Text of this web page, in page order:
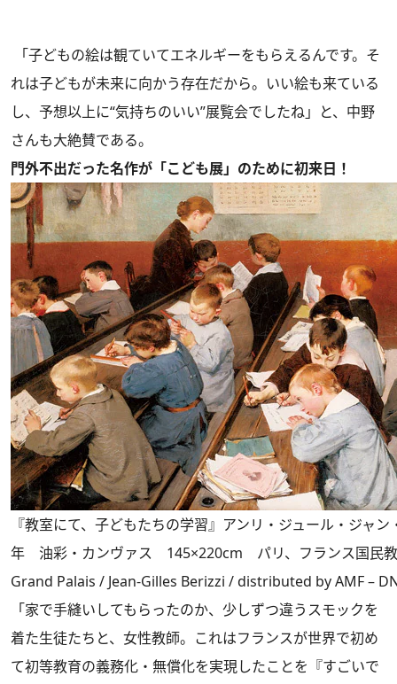
「子どもの絵は観ていてエネルギーをもらえるんです。そ
れは子どもが未来に向かう存在だから。いい絵も来ている
し、予想以上に“気持ちのいい”展覧会でしたね」と、中野
さんも大絶賛である。
門外不出だった名作が「こども展」のために初来日！
『教室にて、子どもたちの学習』アンリ・ジュール・ジャ
年 油彩・カンヴァス 145×220cm パリ、フランス国民教
Grand Palais / Jean-Gilles Berizzi / distributed by AMF –
「家で手縫いしてもらったのか、少しずつ違うスモックを
着た生徒たちと、女性教師。これはフランスが世界で初め
て初等教育の義務化・無償化を実現したことを『すごいで